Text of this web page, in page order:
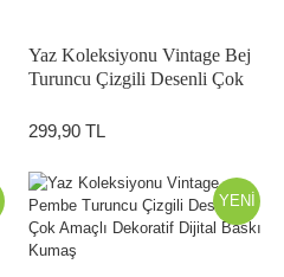
Yaz Koleksiyonu Vintage Bej
Turuncu Çizgili Desenli Çok
Kumaş
299,90 TL
YENİ